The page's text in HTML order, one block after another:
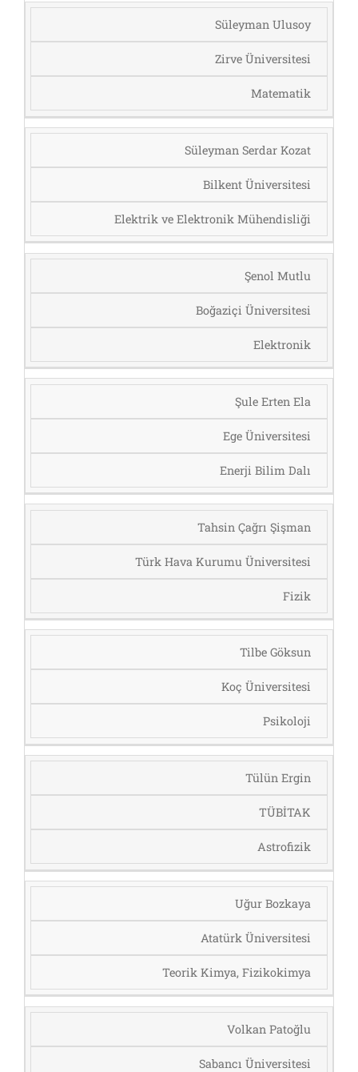
Süleyman Ulusoy
Zirve Üniversitesi
Matematik
Süleyman Serdar Kozat
Bilkent Üniversitesi
Elektrik ve Elektronik Mühendisliği
Şenol Mutlu
Boğaziçi Üniversitesi
Elektronik
Şule Erten Ela
Ege Üniversitesi
Enerji Bilim Dalı
Tahsin Çağrı Şişman
Türk Hava Kurumu Üniversitesi
Fizik
Tilbe Göksun
Koç Üniversitesi
Psikoloji
Tülün Ergin
TÜBİTAK
Astrofizik
Uğur Bozkaya
Atatürk Üniversitesi
Teorik Kimya, Fizikokimya
Volkan Patoğlu
Sabancı Üniversitesi